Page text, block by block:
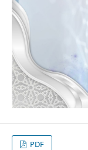
PDF